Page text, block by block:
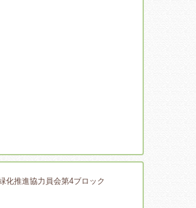
化推進協力員会第4ブロック